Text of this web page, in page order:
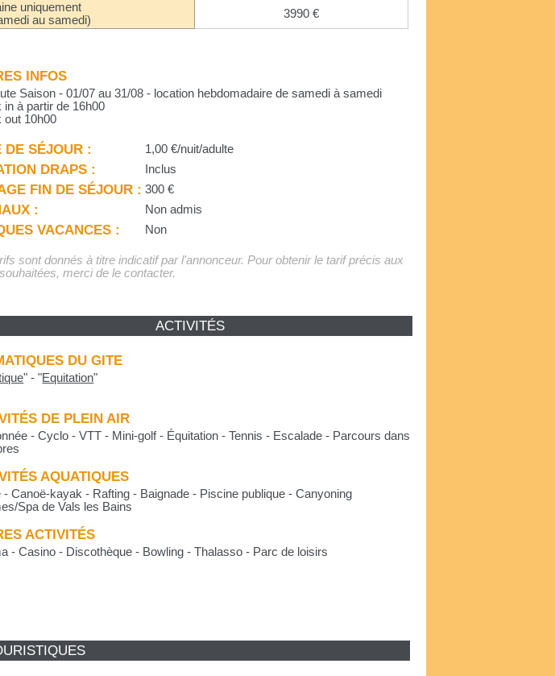
uniquement
au samedi)
3990 €
INFOS
Saison - 01/07 au 31/08 - location hebdomadaire de samedi à samedi
in à partir de 16h00
out 10h00
DE SÉJOUR : 1,00 €/nuit/adulte
DRAPS : Inclus
FIN DE SÉJOUR : 300 €
: Non admis
VACANCES : Non
sont donnés à titre indicatif par l'annonceur. Pour obtenir le tarif précis aux
merci de le contacter.
ACTIVITÉS
DU GITE
" -"Equitation"
DE PLEIN AIR
- Cyclo - VTT - Mini-golf - Équitation - Tennis - Escalade - Parcours dans
AQUATIQUES
- Canoë-kayak - Rafting - Baignade - Piscine publique - Canyoning
Spa de Vals les Bains
ACTIVITÉS
- Casino - Discothèque - Bowling - Thalasso - Parc de loisirs